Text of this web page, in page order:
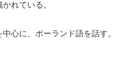
れている。
心に、ポーランド語を話す。